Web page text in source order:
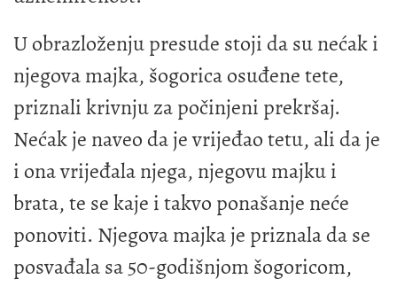
U obrazloženju presude stoji da su nećak i
njegova majka, šogorica osuđene tete,
priznali krivnju za počinjeni prekršaj.
Nećak je naveo da je vrijeđao tetu, ali da je
i ona vrijeđala njega, njegovu majku i
brata, te se kaje i takvo ponašanje neće
ponoviti. Njegova majka je priznala da se
posvađala sa 50-godišnjom šogoricom,